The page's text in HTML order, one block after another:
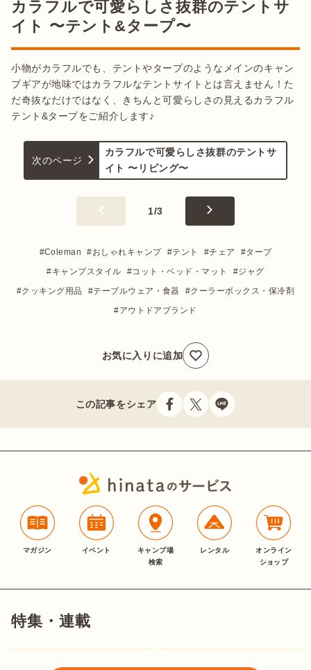
カラフルで可愛らしさ抜群のテントサ
イト 〜テント&タープ〜
小物がカラフルでも、テントやタープのようなメインのキャン
プギアが地味ではカラフルなテントサイトとは言えません！た
だ奇抜なだけではなく、きちんと可愛らしさの見えるカラフル
テント&タープをご紹介します♪
次のページ
カラフルで可愛らしさ抜群のテントサ
イト 〜リビング〜
1/3
Coleman おしゃれキャンプ テント チェア
タープ
キャンプスタイル
コット・ベッド・マット
ジャグ
クッキング用品
テーブルウェア・食器
クーラーボックス・保冷剤
アウトドアブランド
お気に入りに追加
この記事をシェア
マガジン イベント
キャンプ場
検索
レンタル
オンライン
ショップ
特集・連載